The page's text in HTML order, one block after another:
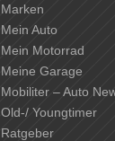
Marken
Mein Auto
Mein Motorrad
Meine Garage
Mobiliter – Auto
Old-/ Youngtimer
Ratgeber